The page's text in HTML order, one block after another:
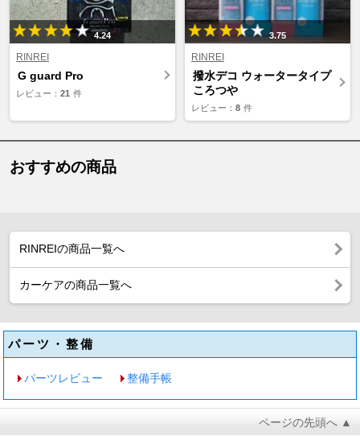
4.24
RINREI
G guard Pro
レビュー： 21 件
3.75
RINREI
撥水デコ ウォータータイプ
ころつや
レビュー： 8 件
おすすめの商品
RINREIの商品一覧へ
カーケアの商品一覧へ
パーツ・整備
パーツレビュー 整備手帳
ページの先頭へ ▲